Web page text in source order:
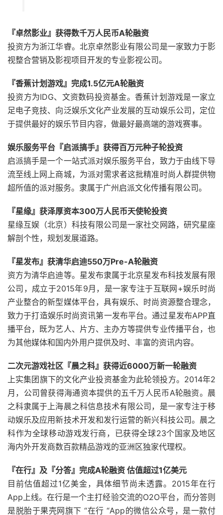
『卓然影业』获得数千万人民币A轮融资
投资方为浙江华睿。北京卓然影业有限公司是一家致力于影
视整合营销及影视项目开发的专业影视公司。
『香蕉计划游戏』完成1.5亿元A轮融资
投资方为IDG、文资数码投资基金。香蕉计划游戏是一家立
足电子竞技、向泛娱乐文化产业发展的互动娱乐公司，定位
于提供最好的娱乐节目内容，做最好最高端的游戏赛事。
娱乐服务平台『启派搞手』获得百万元种子轮投资
启派搞手是一个一站式派对娱乐服务平台，致力于由线下导
流至线上网上商城，为派对需求者这批精准时尚人群提供物
超所值的派对服务。隶属于广州启派文化传播有限公司。
『星缘』获泽厚资本300万人民币天使轮投资
星缘互娱（北京）科技有限公司是一家社交网路，研究星座
解剖个性，规划发展道路。
『星发布』获清华启迪550万Pre-A轮融资
资方为清华启迪等。星发布隶属于北京星发布科技发展有限
公司，成立于2015年9月，是一家专注于互联网+娱乐时尚
产业整合的新型媒体平台，具有娱乐、时尚资源整合理念，
致力于打造娱乐时尚资讯第一发布平台。通过星发布APP直
播平台，既为艺人、片方、主办方等提供专业传播平台，也
为其他媒体和国内外用户提供及时、丰富的资讯内容。
二次元游戏社区『晨之科』获得近6000万新一轮融资
上实集团旗下的文化产业投资基金为此轮领投方。2014年2
月，公司曾获得海通资本提供的五千万人民币A轮融资。晨
之科隶属于上海晨之科信息技术有限公司，是一家专注于移
动娱乐及应用新技术开发和发行运营的新兴科技公司。晨之
科作为全球移动游戏发行商，已获得全球23个国家及地区
海内外开发商数百款精品游戏的亚洲区独家代理权。
『在行』及『分答』完成A轮融资 估值超过1亿美元
目前估值超过1亿美金，具体细节尚未透露。2015年在行
App上线。在行是一个主打经验交流的O2O平台，而分答则
是脱胎于果壳网旗下 “在行 “App的微信公众号，是一款付